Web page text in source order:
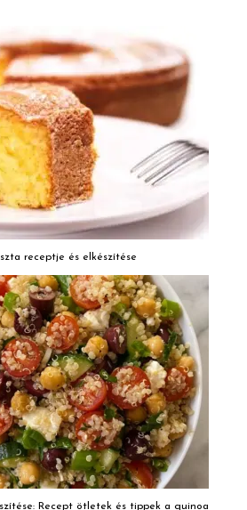
receptje és elkészítése
Recept ötletek és tippek a quinoa